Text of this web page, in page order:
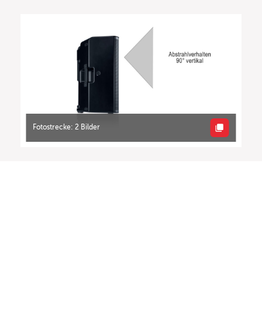
Fotostrecke: 2 Bilder